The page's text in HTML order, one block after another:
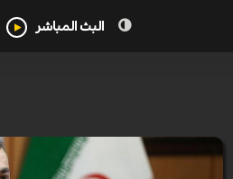
البث المباشر